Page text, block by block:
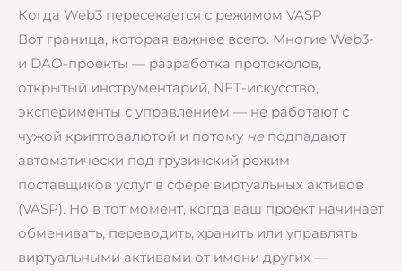
Когда Web3 пересекается с режимом VASP
Вот граница, которая важнее всего. Многие Web3-
и DAO-проекты — разработка протоколов,
открытый инструментарий, NFT-искусство,
эксперименты с управлением — не работают с
чужой криптовалютой и потому неподпадают
автоматически под грузинский режим
поставщиков услуг в сфере виртуальных активов
(VASP). Но в тот момент, когда ваш проект начинает
обменивать, переводить, хранить или управлять
виртуальными активами от имени других —